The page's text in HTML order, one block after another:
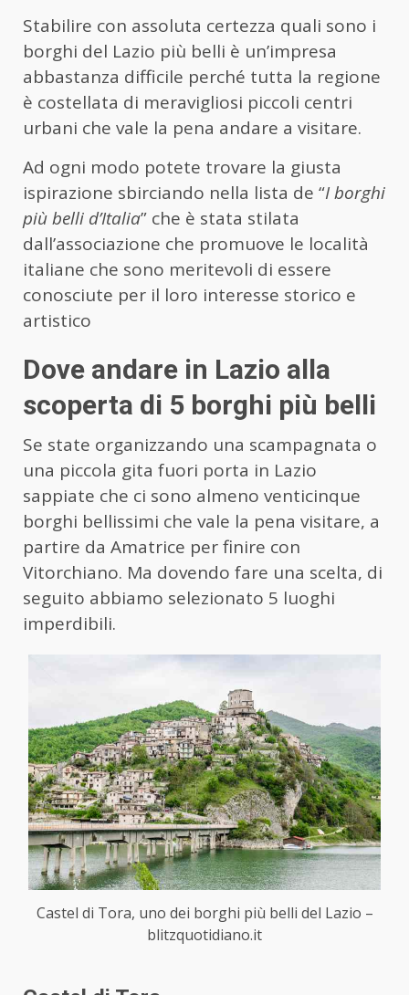
Stabilire con assoluta certezza quali sono i
borghi del Lazio più belli è un’impresa
abbastanza difficile perché tutta la regione
è costellata di meravigliosi piccoli centri
urbani che vale la pena andare a visitare.
Ad ogni modo potete trovare la giusta
ispirazione sbirciando nella lista de “I borghi
più belli d’Italia” che è stata stilata
dall’associazione che promuove le località
italiane che sono meritevoli di essere
conosciute per il loro interesse storico e
artistico
Dove andare in Lazio alla
scoperta di 5 borghi più belli
Se state organizzando una scampagnata o
una piccola gita fuori porta in Lazio
sappiate che ci sono almeno venticinque
borghi bellissimi che vale la pena visitare, a
partire da Amatrice per finire con
Vitorchiano. Ma dovendo fare una scelta, di
seguito abbiamo selezionato 5 luoghi
imperdibili.
Castel di Tora, uno dei borghi più belli del Lazio –
blitzquotidiano.it